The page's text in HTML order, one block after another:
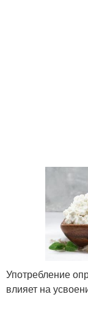
Употребление
влияет на